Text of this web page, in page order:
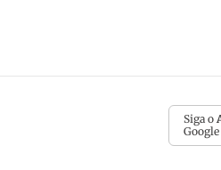
Siga o
Google